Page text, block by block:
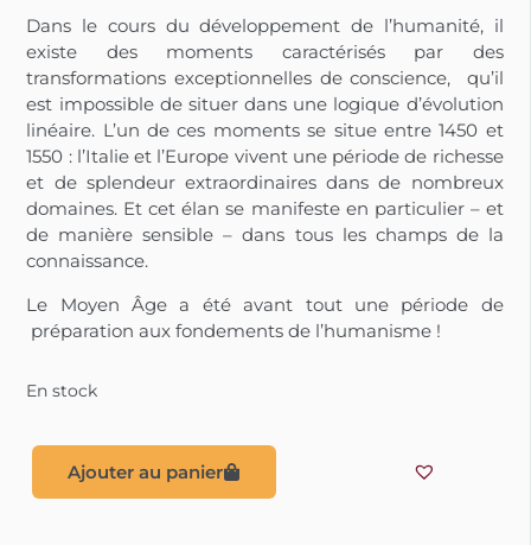
Dans le cours du développement de l’humanité, il
existe des moments caractérisés par des
transformations exceptionnelles de conscience, qu’il
est impossible de situer dans une logique d’évolution
linéaire. L’un de ces moments se situe entre 1450 et
1550 : l’Italie et l’Europe vivent une période de richesse
et de splendeur extraordinaires dans de nombreux
domaines. Et cet élan se manifeste en particulier – et
de manière sensible – dans tous les champs de la
connaissance.
Le Moyen Âge a été avant tout une période de
préparation aux fondements de l’humanisme !
En stock
Ajouter au panier